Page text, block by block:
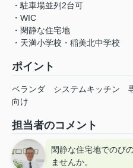
・駐車場並列2台可
・WIC
・閑静な住宅地
・天満小学校・稲美北中学校
ポイント
ベランダ システムキッチン
向け
担当者のコメント
閑静な住宅地でのび
ませんか。